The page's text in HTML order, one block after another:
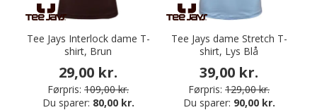
Tee Jays Interlock dame T-
shirt, Brun
29,00 kr.
Førpris: 109,00 kr.
Du sparer: 80,00 kr.
Tee Jays dame Stretch T-
shirt, Lys Blå
39,00 kr.
Førpris: 129,00 kr.
Du sparer: 90,00 kr.